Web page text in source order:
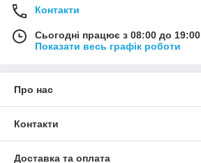
Контакти
Сьогодні працює з 08:00 до 19:00
Показати весь графік роботи
Про нас
Контакти
Доставка та оплата